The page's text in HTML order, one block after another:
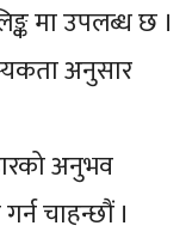
मा उपलब्ध छ ।
अनुसार
अनुभव
चाहन्छौं ।